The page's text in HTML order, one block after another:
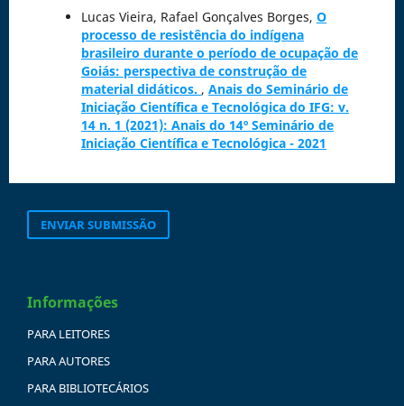
Lucas Vieira, Rafael Gonçalves Borges, O
processo de resistência do indígena
brasileiro durante o período de ocupação de
Goiás: perspectiva de construção de
material didáticos. , Anais do Seminário de
Iniciação Científica e Tecnológica do IFG: v.
14 n. 1 (2021): Anais do 14º Seminário de
Iniciação Científica e Tecnológica - 2021
ENVIAR SUBMISSÃO
Informações
PARA LEITORES
PARA AUTORES
PARA BIBLIOTECÁRIOS